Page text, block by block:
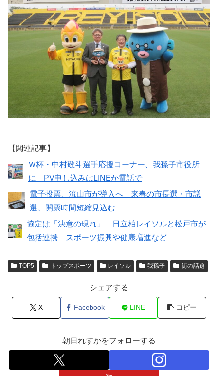
【関連記事】
Ｗ杯・中村敬斗選手応援コーナー、我孫子市役所
に PV申し込みはLINEか電話で
電子投票、流山市が導入へ 来春の市長選・市議
選、開票時間短縮見込む
協定は「決意の現れ」 日立柏レイソルと松戸市が
包括連携 スポーツ振興や健康増進など
TOP5 トップスポーツ レイソル 我孫子 街の話題
シェアする
X Facebook LINE コピー
朝日れすかをフォローする